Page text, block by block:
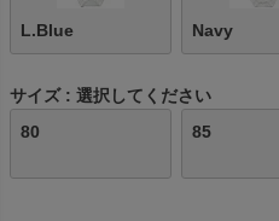
L.Blue Navy
サイズ
選択してください
80
85